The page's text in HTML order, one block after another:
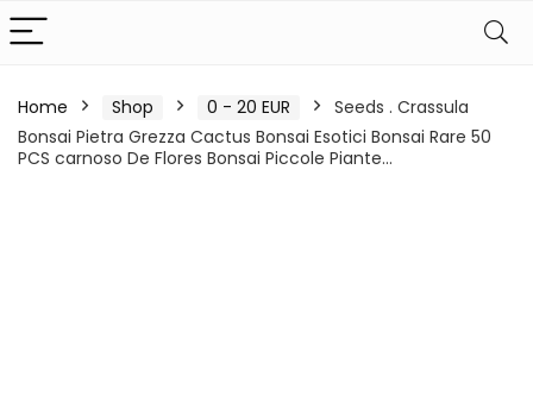
Home Shop 0 - 20 EUR
Seeds . Crassula
Bonsai Pietra Grezza Cactus Bonsai Esotici Bonsai Rare 50
PCS carnoso De Flores Bonsai Piccole Piante…